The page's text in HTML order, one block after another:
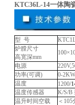
KTC36L-14一体陶
型 号
炉膛尺寸
高宽深mm
电源
功率(可调)
0-2KW
温度
1200/
温度传感器
K/S/B
温升时间空载
＜ 105